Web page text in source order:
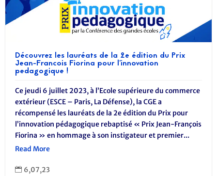
Découvrez les lauréats de la 2e édition du Prix
Jean-Francois Fiorina pour l’innovation
pedagogique !
Ce jeudi 6 juillet 2023, à l’Ecole supérieure du commerce
extérieur (ESCE – Paris, La Défense), la CGE a
récompensé les lauréats de la 2e édition du Prix pour
l’innovation pédagogique rebaptisé « Prix Jean-François
Fiorina » en hommage à son instigateur et premier...
Read More
 6,07,23